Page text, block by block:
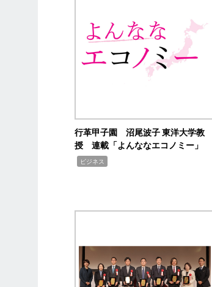
行革甲子園 沼尾波子 東洋大学教
授 連載「よんななエコノミー」
ビジネス